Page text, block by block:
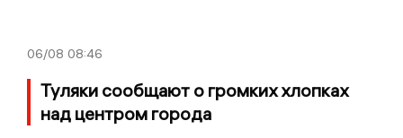
06/08 08:46
Туляки сообщают о громких хлопках
над центром города